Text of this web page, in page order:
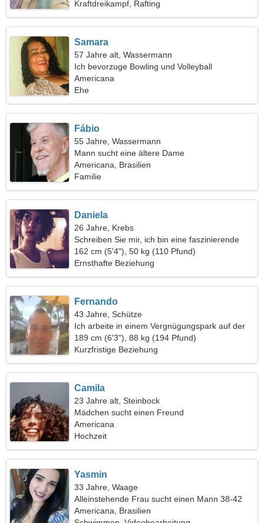
Kraftdreikampf, Rafting
Samara
57 Jahre alt, Wassermann
Ich bevorzuge Bowling und Volleyball
Americana
Ehe
Fábio
55 Jahre, Wassermann
Mann sucht eine ältere Dame
Americana, Brasilien
Familie
Daniela
26 Jahre, Krebs
Schreiben Sie mir, ich bin eine faszinierende
Frau
162 cm (5'4"), 50 kg (110 Pfund)
Ernsthafte Beziehung
Fernando
43 Jahre, Schütze
Ich arbeite in einem Vergnügungspark auf der
Suche nach einer heißen Frau
189 cm (6'3"), 88 kg (194 Pfund)
Kurzfristige Beziehung
Camila
23 Jahre alt, Steinbock
Mädchen sucht einen Freund
Americana
Hochzeit
Yasmin
33 Jahre, Waage
Alleinstehende Frau sucht einen Mann 38-42
Americana, Brasilien